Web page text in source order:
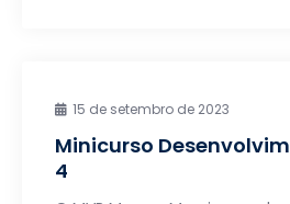
15 de setembro de 2023
Minicurso
4